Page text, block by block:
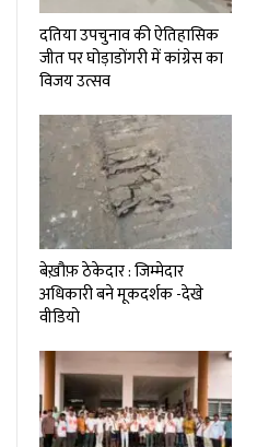
दतिया उपचुनाव की ऐतिहासिक
जीत पर घोड़ाडोंगरी में कांग्रेस का
विजय उत्सव
बेख़ौफ़ ठेकेदार : जिम्मेदार
अधिकारी बने मूकदर्शक -देखे
वीडियो